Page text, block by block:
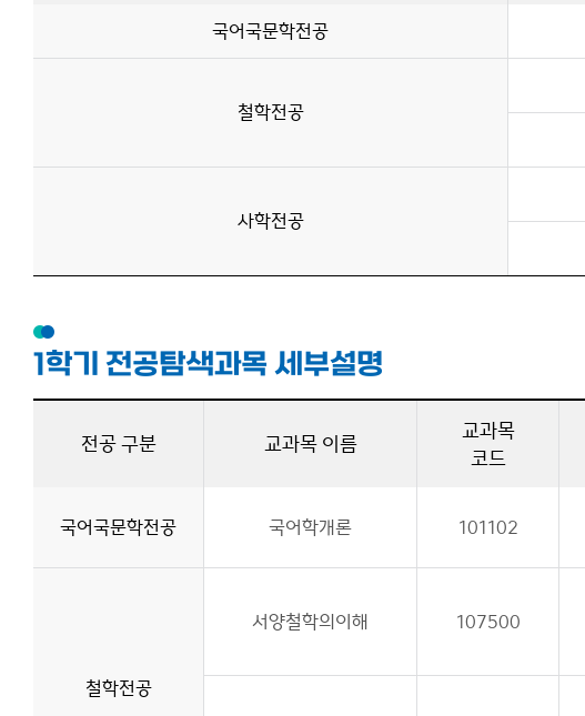
국어국문학전공
철학전공
사학전공
1학기 전공탐색과목 세부설명
전공 구분 교과목 이름
교과목
코드
국어국문학전공 국어학개론 101102
철학전공
서양철학의이해 107500